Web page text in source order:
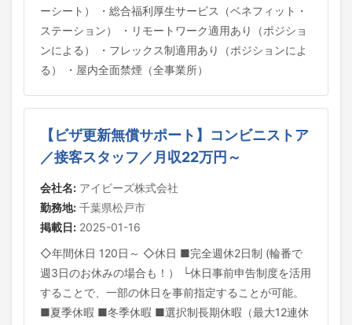
ーシート） ・総合福利厚生サービス（ベネフィット・
ステーション） ・リモートワーク適用あり（ポジショ
ンによる） ・フレックス制適用あり（ポジションによ
る） ・屋内全面禁煙（全事業所）
【ビザ更新無償サポート】コンビニストア
／接客スタッフ／月収22万円～
会社名: アイビーズ株式会社
勤務地: 千葉県松戸市
掲載日: 2025-01-16
◇年間休日 120日～ ◇休日 ■完全週休2日制 (輪番で
週3日のお休みの場合も！） └休日事前申告制度を活用
することで、一部の休日を事前指定することが可能。
■夏季休暇 ■冬季休暇 ■選択制長期休暇（最大12連休